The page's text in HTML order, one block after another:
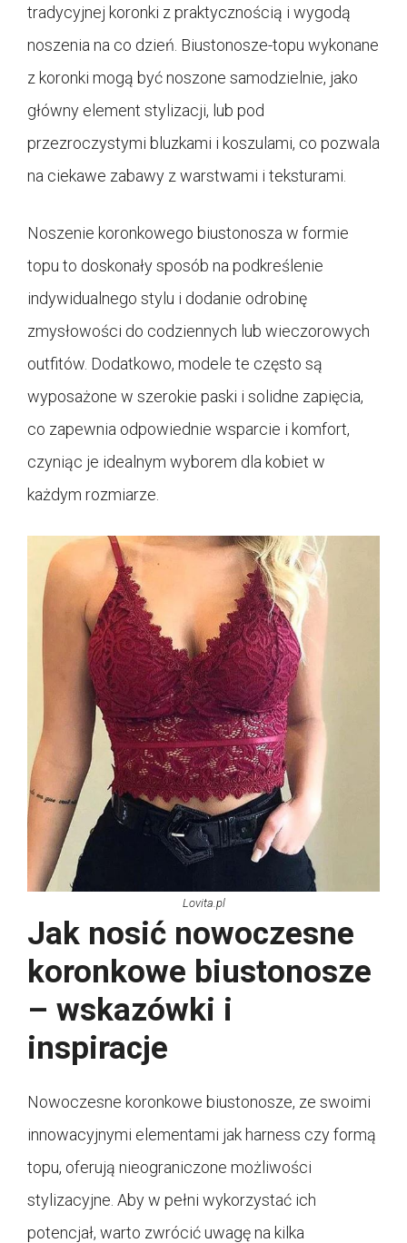
tradycyjnej koronki z praktycznością i wygodą
noszenia na co dzień. Biustonosze-topu wykonane
z koronki mogą być noszone samodzielnie, jako
główny element stylizacji, lub pod
przezroczystymi bluzkami i koszulami, co pozwala
na ciekawe zabawy z warstwami i teksturami.
Noszenie koronkowego biustonosza w formie
topu to doskonały sposób na podkreślenie
indywidualnego stylu i dodanie odrobinę
zmysłowości do codziennych lub wieczorowych
outfitów. Dodatkowo, modele te często są
wyposażone w szerokie paski i solidne zapięcia,
co zapewnia odpowiednie wsparcie i komfort,
czyniąc je idealnym wyborem dla kobiet w
każdym rozmiarze.
Lovita.pl
Jak nosić nowoczesne
koronkowe biustonosze
– wskazówki i
inspiracje
Nowoczesne koronkowe biustonosze, ze swoimi
innowacyjnymi elementami jak harness czy formą
topu, oferują nieograniczone możliwości
stylizacyjne. Aby w pełni wykorzystać ich
potencjał, warto zwrócić uwagę na kilka